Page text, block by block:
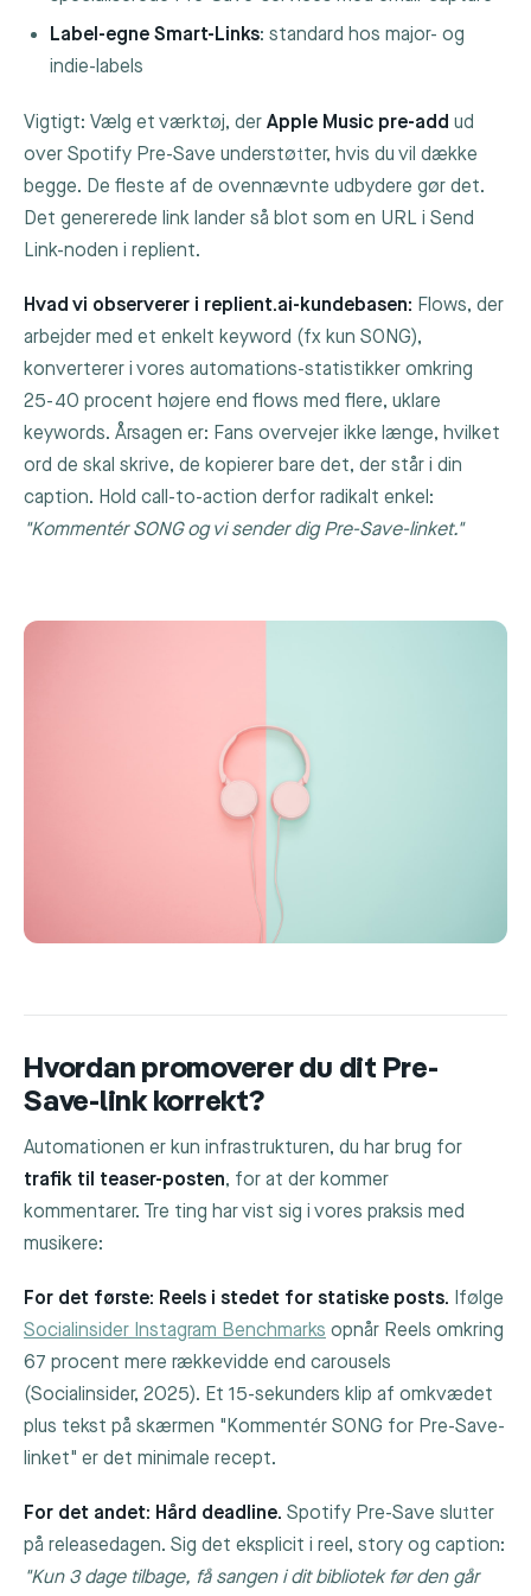
Label-egne Smart-Links: standard hos major- og
indie-labels
Vigtigt: Vælg et værktøj, der Apple Music pre-add ud
over Spotify Pre-Save understøtter, hvis du vil dække
begge. De fleste af de ovennævnte udbydere gør det.
Det genererede link lander så blot som en URL i Send
Link-noden i replient.
Hvad vi observerer i replient.ai-kundebasen: Flows, der
arbejder med et enkelt keyword (fx kun SONG),
konverterer i vores automations-statistikker omkring
25-40 procent højere end flows med flere, uklare
keywords. Årsagen er: Fans overvejer ikke længe, hvilket
ord de skal skrive, de kopierer bare det, der står i din
caption. Hold call-to-action derfor radikalt enkel:
"KommentérSONGog vi sender dig Pre-Save-linket."
Hvordan promoverer du dit Pre-
Save-link korrekt?
Automationen er kun infrastrukturen, du har brug for
trafik til teaser-posten, for at der kommer
kommentarer. Tre ting har vist sig i vores praksis med
musikere:
For det første: Reels i stedet for statiske posts. Ifølge
Socialinsider Instagram Benchmarks opnår Reels omkring
67 procent mere rækkevidde end carousels
(Socialinsider, 2025). Et 15-sekunders klip af omkvædet
plus tekst på skærmen "Kommentér SONG for Pre-Save-
linket" er det minimale recept.
For det andet: Hård deadline. Spotify Pre-Save slutter
på releasedagen. Sig det eksplicit i reel, story og caption:
"Kun 3 dage tilbage, få sangen i dit bibliotek før den går